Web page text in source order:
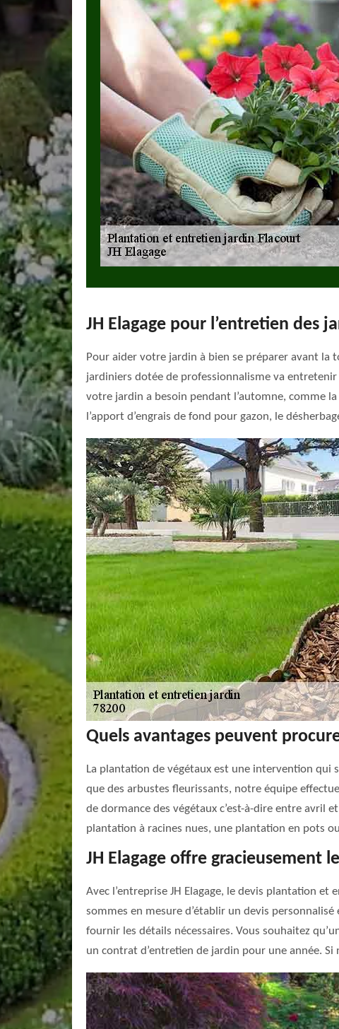
JH Elagage pour l’entretien des
Pour aider votre jardin à bien se préparer avant la
jardiniers dotée de professionnalisme va
votre jardin a besoin pendant l’automne, comme la
l’apport d’engrais de fond pour gazon, le
Quels avantages peuvent
La plantation de végétaux est une intervention qui
que des arbustes fleurissants, notre équipe
de dormance des végétaux c’est-à-dire entre avril
plantation à racines nues, une plantation en pots
JH Elagage offre
Avec l’entreprise JH Elagage, le devis plantation
sommes en mesure d’établir un devis
fournir les détails nécessaires. Vous souhaitez
un contrat d’entretien de jardin pour une année.